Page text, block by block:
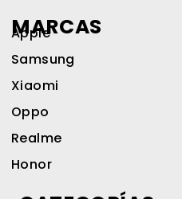
MARCAS
Apple
Samsung
Xiaomi
Oppo
Realme
Honor